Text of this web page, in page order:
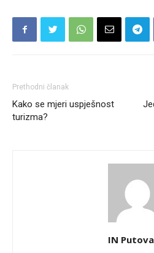
Prethodni članak
Kako se mjeri uspješnost
turizma?
IN